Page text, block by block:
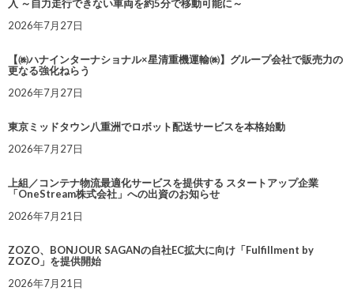
入 ～自力走行できない車両を約5分で移動可能に～
2026年7月27日
【㈱ハナインターナショナル×星清重機運輸㈱】グループ会社で販売力の
更なる強化ねらう
2026年7月27日
東京ミッドタウン八重洲でロボット配送サービスを本格始動
2026年7月27日
上組／コンテナ物流最適化サービスを提供する スタートアップ企業
「OneStream株式会社」への出資のお知らせ
2026年7月21日
ZOZO、BONJOUR SAGANの自社EC拡大に向け「Fulfillment by
ZOZO」を提供開始
2026年7月21日